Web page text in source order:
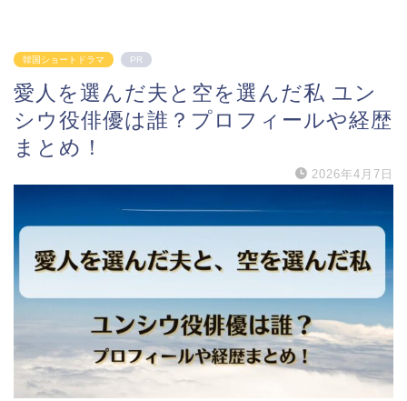
韓国ショートドラマ PR
愛人を選んだ夫と空を選んだ私 ユン
シウ役俳優は誰？プロフィールや経歴
まとめ！
2026年4月7日